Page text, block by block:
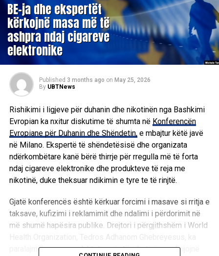
BE-ja dhe ekspertët
kërkojnë masa më të
ashpra ndaj cigareve
elektronike
Published 3 months ago on May 25, 2026
By UBTNews
Rishikimi i ligjeve për duhanin dhe nikotinën nga Bashkimi
Evropian ka nxitur diskutime të shumta në Konferencën
Evropiane për Duhanin dhe Shëndetin,e mbajtur këtë javë
në Milano. Ekspertë të shëndetësisë dhe organizata
ndërkombëtare kanë bërë thirrje për rregulla më të forta
ndaj cigareve elektronike dhe produkteve të reja me
nikotinë, duke theksuar ndikimin e tyre te të rinjtë.
Gjatë konferencës është kërkuar forcimi i masave si rritja e
taksave, kufizimi i reklamimit dhe ndalimi i përdorimit në
më shumë hapësira publike. Drejtori i përgjithshëm i World
Health Organization, Tedros Adhanom Ghebreyesus, ka
paralajmëruar se produktet e reja të nikotinës po krijojnë